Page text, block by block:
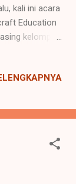
kali ini acara
Education
kelompok
sejak
sendiri yang